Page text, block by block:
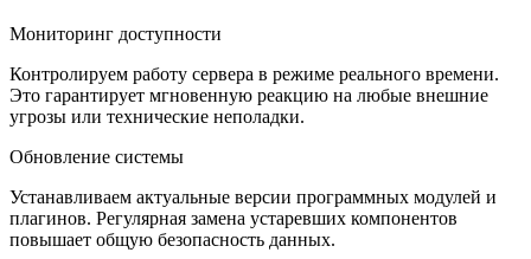
Мониторинг доступности
Контролируем работу сервера в режиме реального времени.
Это гарантирует мгновенную реакцию на любые внешние
угрозы или технические неполадки.
Обновление системы
Устанавливаем актуальные версии программных модулей и
плагинов. Регулярная замена устаревших компонентов
повышает общую безопасность данных.